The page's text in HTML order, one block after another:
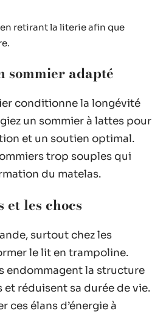
retirant la literie afin que
sommier adapté
conditionne la longévité
un sommier à lattes pour
et un soutien optimal.
trop souples qui
du matelas.
et les chocs
surtout chez les
le lit en trampoline.
endommagent la structure
réduisent sa durée de vie.
ces élans d’énergie à